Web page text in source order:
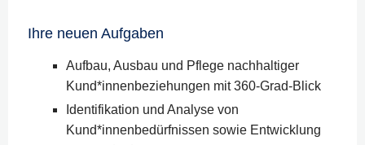
Ihre neuen Aufgaben
Aufbau, Ausbau und Pflege nachhaltiger
Kund*innenbeziehungen mit 360-Grad-Blick
Identifikation und Analyse von
Kund*innenbedürfnissen sowie Entwicklung